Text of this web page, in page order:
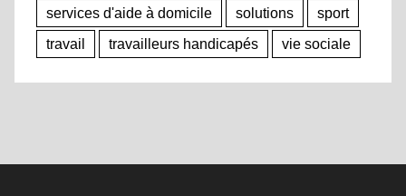
services d'aide à domicile
solutions
sport
travail
travailleurs handicapés vie sociale